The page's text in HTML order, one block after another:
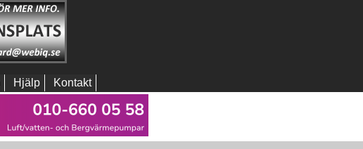
Hjälp Kontakt